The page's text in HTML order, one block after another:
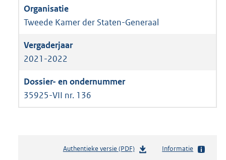
Tweede Kamer der Staten-Generaal
2021-2022
35925-VII nr. 136
Authentieke versie (PDF)b
Informatie